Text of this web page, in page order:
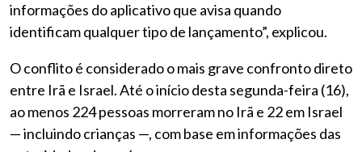
informações do aplicativo que avisa quando
identificam qualquer tipo de lançamento”, explicou.
O conflito é considerado o mais grave confronto direto
entre Irã e Israel. Até o início desta segunda-feira (16),
ao menos 224 pessoas morreram no Irã e 22 em Israel
— incluindo crianças —, com base em informações das